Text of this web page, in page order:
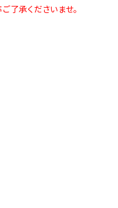
了承くださいませ。